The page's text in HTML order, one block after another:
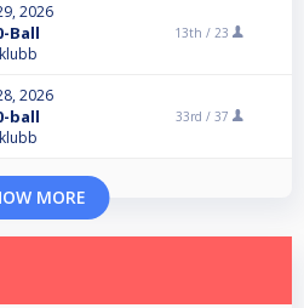
2026
Ball 13th / 23
2026
ball 33rd / 37
MORE